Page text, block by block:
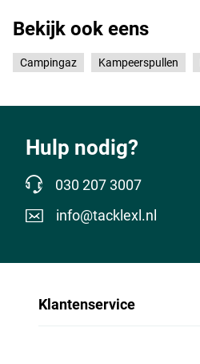
Bekijk ook eens
Campingaz Kampeerspullen
Hulp nodig?
030 207 3007
info@tacklexl.nl
Klantenservice